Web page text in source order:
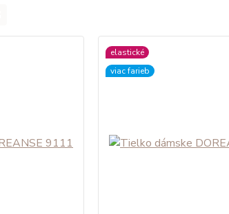
elastické
viac farieb